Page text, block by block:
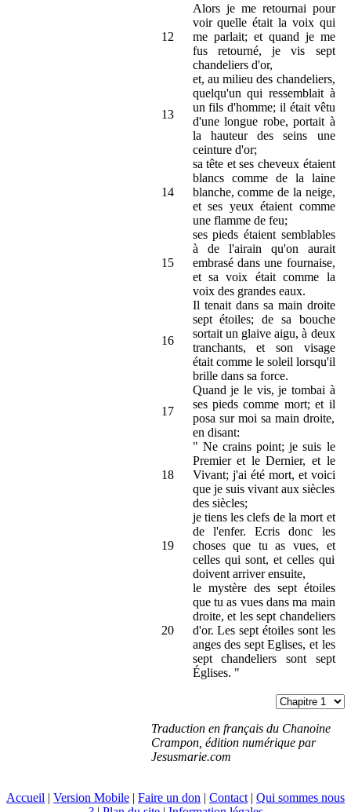
12
Alors je me retournai pour
voir quelle était la voix qui
me parlait; et quand je me
fus retourné, je vis sept
chandeliers d'or,
13
et, au milieu des chandeliers,
quelqu'un qui ressemblait à
un fils d'homme; il était vêtu
d'une longue robe, portait à
la hauteur des seins une
ceinture d'or;
14
sa tête et ses cheveux étaient
blancs comme de la laine
blanche, comme de la neige,
et ses yeux étaient comme
une flamme de feu;
15
ses pieds étaient semblables
à de l'airain qu'on aurait
embrasé dans une fournaise,
et sa voix était comme la
voix des grandes eaux.
16
Il tenait dans sa main droite
sept étoiles; de sa bouche
sortait un glaive aigu, à deux
tranchants, et son visage
était comme le soleil lorsqu'il
brille dans sa force.
17
Quand je le vis, je tombai à
ses pieds comme mort; et il
posa sur moi sa main droite,
en disant:
18
" Ne crains point; je suis le
Premier et le Dernier, et le
Vivant; j'ai été mort, et voici
que je suis vivant aux siècles
des siècles;
19
je tiens les clefs de la mort et
de l'enfer. Ecris donc les
choses que tu as vues, et
celles qui sont, et celles qui
doivent arriver ensuite,
20
le mystère des sept étoiles
que tu as vues dans ma main
droite, et les sept chandeliers
d'or. Les sept étoiles sont les
anges des sept Eglises, et les
sept chandeliers sont sept
Églises. "
Traduction en français du Chanoine
Crampon, édition numérique par
Jesusmarie.com
Accueil | Version Mobile | Faire un don | Contact | Qui sommes nous